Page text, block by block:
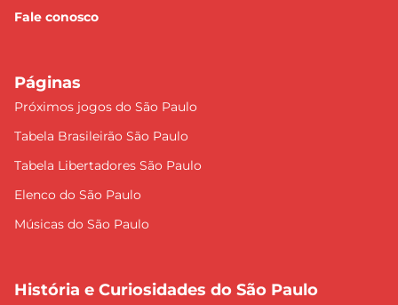
Fale conosco
Páginas
Próximos jogos do São Paulo
Tabela Brasileirão São Paulo
Tabela Libertadores São Paulo
Elenco do São Paulo
Músicas do São Paulo
História e Curiosidades do São Paulo